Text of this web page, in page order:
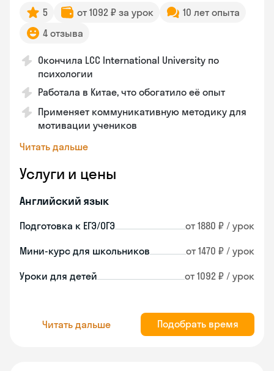
5 от 1092 ₽ за урок
10 лет опыта
4 отзыва
Окончила LCC International University по
психологии
Работала в Китае, что обогатило её опыт
Применяет коммуникативную методику для
мотивации учеников
Читать дальше
Услуги и цены
Английский язык
Подготовка к ЕГЭ/ОГЭ от 1880 ₽ / урок
Мини-курс для школьников от 1470 ₽ / урок
Уроки для детей от 1092 ₽ / урок
Читать дальше Подобрать время